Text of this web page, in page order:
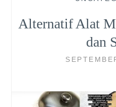
Alternatif Alat
dan